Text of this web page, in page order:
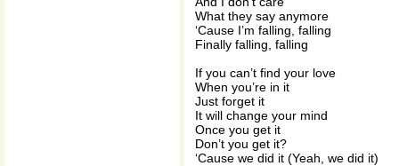
What they say anymore
‘Cause I’m falling, falling
Finally falling, falling
If you can’t find your love
When you’re in it
Just forget it
It will change your mind
Once you get it
Don’t you get it?
‘Cause we did it (Yeah, we did it)